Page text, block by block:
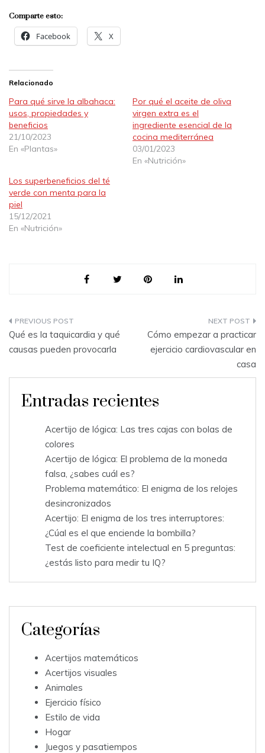
Comparte esto:
Facebook X
Relacionado
Para qué sirve la albahaca:
usos, propiedades y
beneficios
21/10/2023
En «Plantas»
Por qué el aceite de oliva
virgen extra es el
ingrediente esencial de la
cocina mediterránea
03/01/2023
En «Nutrición»
Los superbeneficios del té
verde con menta para la
piel
15/12/2021
En «Nutrición»
Navegación
de
entradas
Qué es la taquicardia y qué
causas pueden provocarla
Cómo empezar a practicar
ejercicio cardiovascular en
casa
Entradas recientes
Acertijo de lógica: Las tres cajas con bolas de
colores
Acertijo de lógica: El problema de la moneda
falsa, ¿sabes cuál es?
Problema matemático: El enigma de los relojes
desincronizados
Acertijo: El enigma de los tres interruptores:
¿Cúal es el que enciende la bombilla?
Test de coeficiente intelectual en 5 preguntas:
¿estás listo para medir tu IQ?
Categorías
Acertijos matemáticos
Acertijos visuales
Animales
Ejercicio físico
Estilo de vida
Hogar
Juegos y pasatiempos